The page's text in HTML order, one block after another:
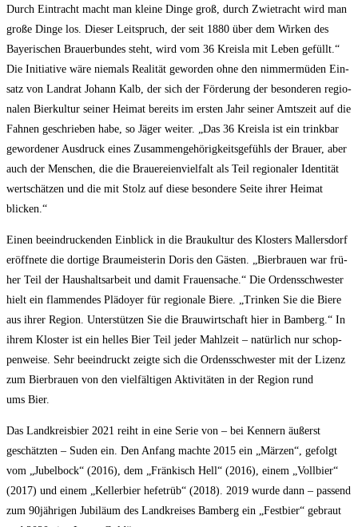
Durch Ein­tracht macht man klei­ne Din­ge groß, durch Zwie­tracht wird man
gro­ße Din­ge los. Die­ser Leit­spruch, der seit 1880 über dem Wir­ken des
Baye­ri­schen Brau­er­bun­des steht, wird vom 36 Kreis­la mit Leben gefüllt.“
Die Initia­ti­ve wäre nie­mals Rea­li­tät gewor­den ohne den nim­mer­mü­den Ein­
satz von Land­rat Johann Kalb, der sich der För­de­rung der beson­de­ren regio­
na­len Bier­kul­tur sei­ner Hei­mat bereits im ers­ten Jahr sei­ner Amts­zeit auf die
Fah­nen geschrie­ben habe, so Jäger wei­ter. „Das 36 Kreis­la ist ein trink­bar
gewor­de­ner Aus­druck eines Zusam­men­ge­hö­rig­keits­ge­fühls der Brau­er, aber
auch der Men­schen, die die Braue­rei­en­viel­falt als Teil regio­na­ler Iden­ti­tät
wert­schät­zen und die mit Stolz auf die­se beson­de­re Sei­te ihrer Hei­mat
blicken.“
Einen beein­dru­cken­den Ein­blick in die Brau­kul­tur des Klos­ters Mal­lers­dorf
eröff­ne­te die dor­ti­ge Brau­meis­te­rin Doris den Gäs­ten. „Bier­brau­en war frü­
her Teil der Haus­halts­ar­beit und damit Frau­en­sa­che.“ Die Ordens­schwes­ter
hielt ein flam­men­des Plä­doy­er für regio­na­le Bie­re. „Trin­ken Sie die Bie­re
aus ihrer Regi­on. Unter­stüt­zen Sie die Brau­wirt­schaft hier in Bam­berg.“ In
ihrem Klos­ter ist ein hel­les Bier Teil jeder Mahl­zeit – natür­lich nur schop­
pen­wei­se. Sehr beein­druckt zeig­te sich die Ordens­schwes­ter mit der Lizenz
zum Bier­brau­en von den viel­fäl­ti­gen Akti­vi­tä­ten in der Regi­on rund
ums Bier.
Das Land­kreis­bier 2021 reiht in eine Serie von – bei Ken­nern äußerst
geschätz­ten – Suden ein. Den Anfang mach­te 2015 ein „Märzen“, gefolgt
vom „Jubel­bock“ (2016), dem „Frän­kisch Hell“ (2016), einem „Voll­bier“
(2017) und einem „Kel­ler­bier hefe­trüb“ (2018). 2019 wur­de dann – pas­send
zum 90jährigen Jubi­lä­um des Land­krei­ses Bam­berg ein „Fest­bier“ gebraut